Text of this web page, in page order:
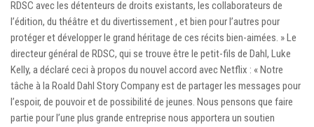
RDSC avec les détenteurs de droits existants, les collaborateurs de
l’édition, du théâtre et du divertissement , et bien pour l’autres pour
protéger et développer le grand héritage de ces récits bien-aimées. » Le
directeur général de RDSC, qui se trouve être le petit-fils de Dahl, Luke
Kelly, a déclaré ceci à propos du nouvel accord avec Netflix : « Notre
tâche à la Roald Dahl Story Company est de partager les messages pour
l’espoir, de pouvoir et de possibilité de jeunes. Nous pensons que faire
partie pour l’une plus grande entreprise nous apportera un soutien